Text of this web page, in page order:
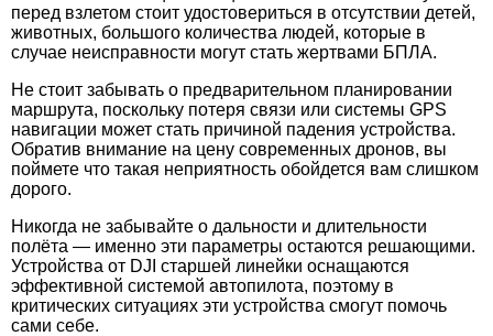
перед взлетом стоит удостовериться в отсутствии детей,
животных, большого количества людей, которые в
случае неисправности могут стать жертвами БПЛА.
Не стоит забывать о предварительном планировании
маршрута, поскольку потеря связи или системы GPS
навигации может стать причиной падения устройства.
Обратив внимание на цену современных дронов, вы
поймете что такая неприятность обойдется вам слишком
дорого.
Никогда не забывайте о дальности и длительности
полёта — именно эти параметры остаются решающими.
Устройства от DJI старшей линейки оснащаются
эффективной системой автопилота, поэтому в
критических ситуациях эти устройства смогут помочь
сами себе.